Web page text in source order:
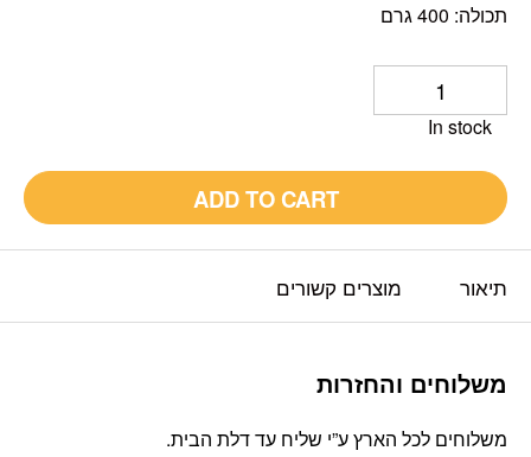
תכולה: 400 גרם
In stock
ADD TO CART
תיאור מוצרים קשורים
משלוחים והחזרות
משלוחים לכל הארץ ע”י שליח עד דלת הבית.